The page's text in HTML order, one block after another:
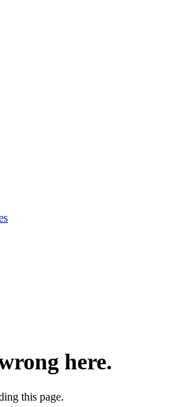
here.
this page.